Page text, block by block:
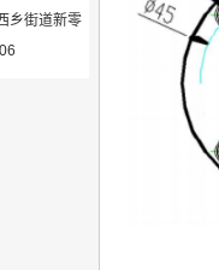
乡街道新零